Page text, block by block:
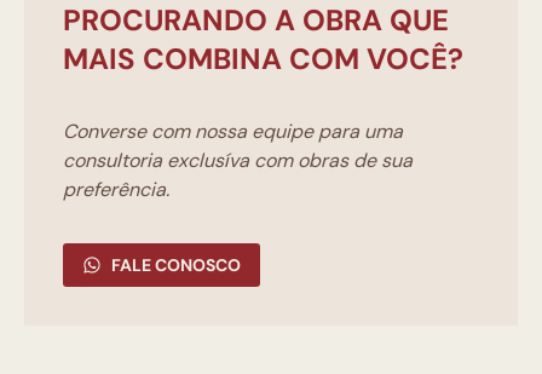
PROCURANDO A OBRA QUE
MAIS COMBINA COM VOCÊ?
Converse com nossa equipe para uma
consultoria exclusíva com obras de sua
preferência.
FALE CONOSCO